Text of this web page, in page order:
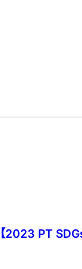
【2023 PT